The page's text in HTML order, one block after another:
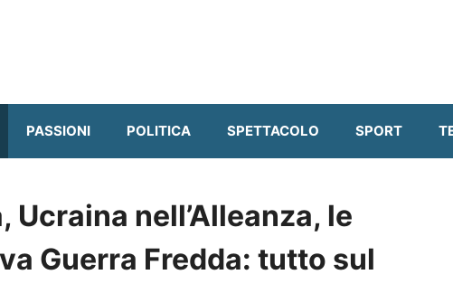
PASSIONI POLITICA SPETTACOLO SPORT
Ucraina nell’Alleanza, le
Guerra Fredda: tutto sul